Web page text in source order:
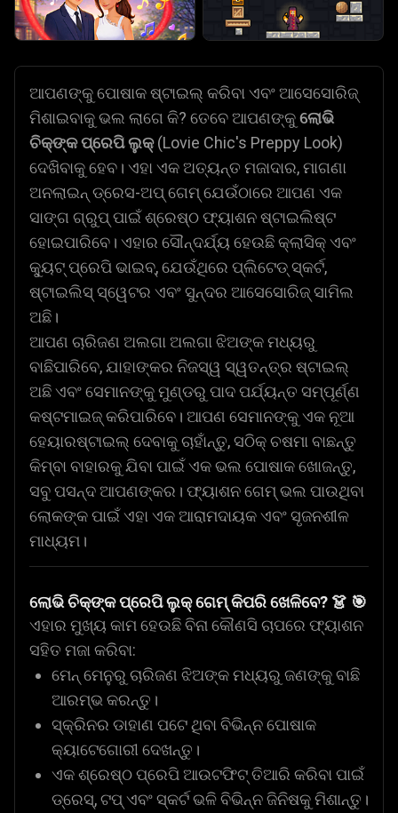
ଆପଣଙ୍କୁ ପୋଷାକ ଷ୍ଟାଇଲ୍ କରିବା ଏବଂ ଆସେସୋରିଜ୍
ମିଶାଇବାକୁ ଭଲ ଲାଗେ କି? ତେବେ ଆପଣଙ୍କୁଲୋଭି
ଚିକ୍‌ଙ୍କ ପ୍ରେପି ଲୁକ୍(Lovie Chic's Preppy Look)
ଦେଖିବାକୁ ହେବ। ଏହା ଏକ ଅତ୍ୟନ୍ତ ମଜାଦାର, ମାଗଣା
ଅନଲାଇନ୍ ଡ୍ରେସ-ଅପ୍ ଗେମ୍ ଯେଉଁଠାରେ ଆପଣ ଏକ
ସାଙ୍ଗ ଗ୍ରୁପ୍ ପାଇଁ ଶ୍ରେଷ୍ଠ ଫ୍ୟାଶନ ଷ୍ଟାଇଲିଷ୍ଟ
ହୋଇପାରିବେ। ଏହାର ସୌନ୍ଦର୍ଯ୍ୟ ହେଉଛି କ୍ଲାସିକ୍ ଏବଂ
କ୍ୟୁଟ୍ ପ୍ରେପି ଭାଇବ୍, ଯେଉଁଥିରେ ପ୍ଲିଟେଡ୍ ସ୍କର୍ଟ,
ଷ୍ଟାଇଲିସ୍ ସ୍ୱେଟର ଏବଂ ସୁନ୍ଦର ଆସେସୋରିଜ୍ ସାମିଲ
ଅଛି।
ଆପଣ ଚାରିଜଣ ଅଲଗା ଅଲଗା ଝିଅଙ୍କ ମଧ୍ୟରୁ
ବାଛିପାରିବେ, ଯାହାଙ୍କର ନିଜସ୍ୱ ସ୍ୱତନ୍ତ୍ର ଷ୍ଟାଇଲ୍
ଅଛି ଏବଂ ସେମାନଙ୍କୁ ମୁଣ୍ଡରୁ ପାଦ ପର୍ଯ୍ୟନ୍ତ ସମ୍ପୂର୍ଣ୍ଣ
କଷ୍ଟମାଇଜ୍ କରିପାରିବେ। ଆପଣ ସେମାନଙ୍କୁ ଏକ ନୂଆ
ହେୟାରଷ୍ଟାଇଲ୍ ଦେବାକୁ ଚାହାଁନ୍ତୁ, ସଠିକ୍ ଚଷମା ବାଛନ୍ତୁ
କିମ୍ବା ବାହାରକୁ ଯିବା ପାଇଁ ଏକ ଭଲ ପୋଷାକ ଖୋଜନ୍ତୁ,
ସବୁ ପସନ୍ଦ ଆପଣଙ୍କର। ଫ୍ୟାଶନ ଗେମ୍ ଭଲ ପାଉଥିବା
ଲୋକଙ୍କ ପାଇଁ ଏହା ଏକ ଆରାମଦାୟକ ଏବଂ ସୃଜନଶୀଳ
ମାଧ୍ୟମ।
ଲୋଭି ଚିକ୍‌ଙ୍କ ପ୍ରେପି ଲୁକ୍ ଗେମ୍ କିପରି ଖେଳିବେ? 👗 🎯
ଏହାର ମୁଖ୍ୟ କାମ ହେଉଛି ବିନା କୌଣସି ଚାପରେ ଫ୍ୟାଶନ
ସହିତ ମଜା କରିବା:
ମେନ୍ ମେନୁରୁ ଚାରିଜଣ ଝିଅଙ୍କ ମଧ୍ୟରୁ ଜଣଙ୍କୁ ବାଛି
ଆରମ୍ଭ କରନ୍ତୁ।
ସ୍କ୍ରିନର ଡାହାଣ ପଟେ ଥିବା ବିଭିନ୍ନ ପୋଷାକ
କ୍ୟାଟେଗୋରୀ ଦେଖନ୍ତୁ।
ଏକ ଶ୍ରେଷ୍ଠ ପ୍ରେପି ଆଉଟଫିଟ୍ ତିଆରି କରିବା ପାଇଁ
ଡ୍ରେସ୍, ଟପ୍ ଏବଂ ସ୍କର୍ଟ ଭଳି ବିଭିନ୍ନ ଜିନିଷକୁ ମିଶାନ୍ତୁ।